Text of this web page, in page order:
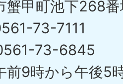
蟹甲町池下268
73-7111
73-6845
前9時から午後5